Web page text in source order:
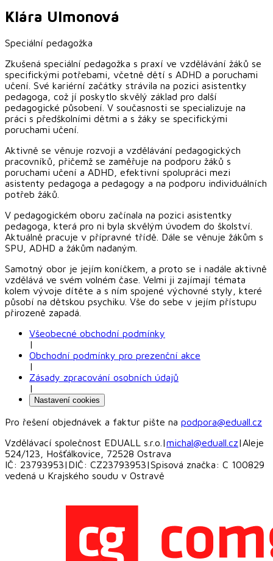
Klára Ulmonová
Speciální pedagožka
Zkušená speciální pedagožka s praxí ve vzdělávání žáků se
specifickými potřebami, včetně dětí s ADHD a poruchami
učení. Své kariérní začátky strávila na pozici asistentky
pedagoga, což jí poskytlo skvělý základ pro další
pedagogické působení. V současnosti se specializuje na
práci s předškolními dětmi a s žáky se specifickými
poruchami učení.
Aktivně se věnuje rozvoji a vzdělávání pedagogických
pracovníků, přičemž se zaměřuje na podporu žáků s
poruchami učení a ADHD, efektivní spolupráci mezi
asistenty pedagoga a pedagogy a na podporu individuálních
potřeb žáků.
V pedagogickém oboru začínala na pozici asistentky
pedagoga, která pro ni byla skvělým úvodem do školství.
Aktuálně pracuje v přípravné třídě. Dále se věnuje žákům s
SPU, ADHD a žákům nadaným.
Samotný obor je jejím koníčkem, a proto se i nadále aktivně
vzdělává ve svém volném čase. Velmi ji zajímají témata
kolem vývoje dítěte a s ním spojené výchovné styly, které
působí na dětskou psychiku. Vše do sebe v jejím přístupu
přirozeně zapadá.
Všeobecné obchodní podmínky
|
Obchodní podmínky pro prezenční akce
|
Zásady zpracování osobních údajů
|
Nastavení cookies
Pro řešení objednávek a faktur pište na podpora@eduall.cz
Vzdělávací společnost EDUALL s.r.o. |michal@eduall.cz|Aleje
524/123, Hošťálkovice, 72528 Ostrava
IČ: 23793953| DIČ: CZ23793953|Spisová značka: C 100829
vedená u Krajského soudu v Ostravě